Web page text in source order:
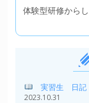
体験型研修から
実習生 日記
2023.10.31